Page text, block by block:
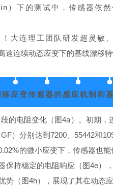
下的测试中，传感器依
速连续动态应变下的基线漂移特
移应变传感器的感应机制和
电阻变化（图4a）。初期
）分别达到7200、55442和
的微小应变下，传感器也
持稳定的电阻响应（图4e）
（图4h），展现了其在动态